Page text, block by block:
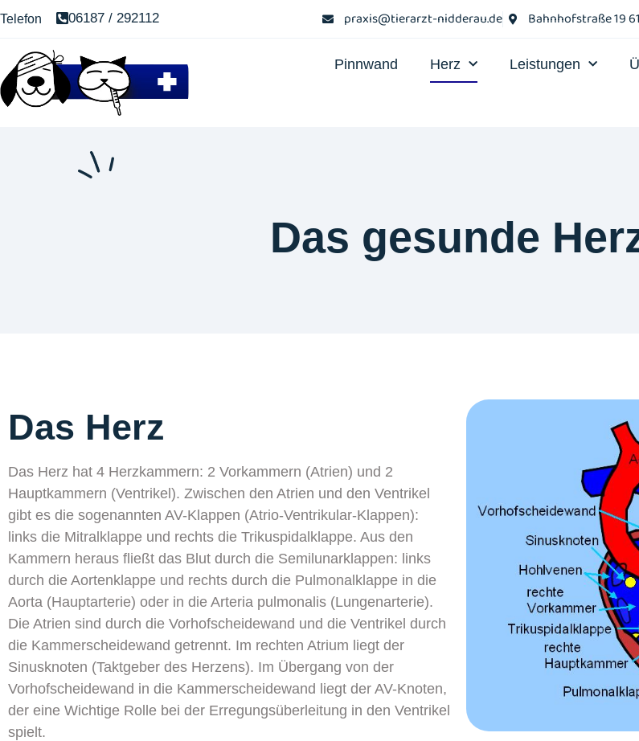
Telefon 06187 / 292112 praxis@tierarzt-nidderau.de Bahnhofstraße 19
Pinnwand Herz Leistungen
Das gesunde
Das Herz
Das Herz hat 4 Herzkammern: 2 Vorkammern (Atrien) und 2
Hauptkammern (Ventrikel). Zwischen den Atrien und den Ventrikel
gibt es die sogenannten AV-Klappen (Atrio-Ventrikular-Klappen):
links die Mitralklappe und rechts die Trikuspidalklappe. Aus den
Kammern heraus fließt das Blut durch die Semilunarklappen: links
durch die Aortenklappe und rechts durch die Pulmonalklappe in die
Aorta (Hauptarterie) oder in die Arteria pulmonalis (Lungenarterie).
Die Atrien sind durch die Vorhofscheidewand und die Ventrikel durch
die Kammerscheidewand getrennt. Im rechten Atrium liegt der
Sinusknoten (Taktgeber des Herzens). Im Übergang von der
Vorhofscheidewand in die Kammerscheidewand liegt der AV-Knoten,
der eine Wichtige Rolle bei der Erregungsüberleitung in den Ventrikel
spielt.